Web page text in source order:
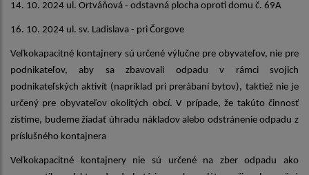
14. 10. 2024 ul. Ortváňová - odstavná plocha oproti domu č. 69A
16. 10. 2024 ul. sv. Ladislava - pri Čorgove
Veľkokapacitné kontajnery sú určené výlučne pre obyvateľov, nie pre
podnikateľov, aby sa zbavovali odpadu v rámci svojich
podnikateľských aktivít (napríklad pri prerábaní bytov), taktiež nie je
určený pre obyvateľov okolitých obcí. V prípade, že takúto činnosť
zistíme, budeme žiadať úhradu nákladov alebo odstránenie odpadu z
príslušného kontajnera
Veľkokapacitné kontajnery nie sú určené na zber odpadu ako